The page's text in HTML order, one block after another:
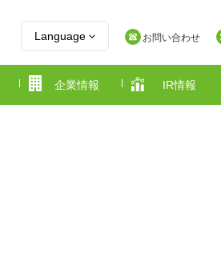
Language お問い合わせ
企業情報 IR情報